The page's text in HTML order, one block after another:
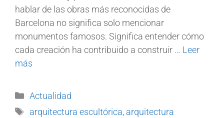
hablar de las obras más reconocidas de
Barcelona no significa solo mencionar
monumentos famosos. Significa entender cómo
cada creación ha contribuido a construir … Leer
más
Actualidad
arquitectura escultórica, arquitectura